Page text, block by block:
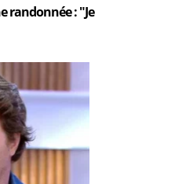
randonnée : "Je